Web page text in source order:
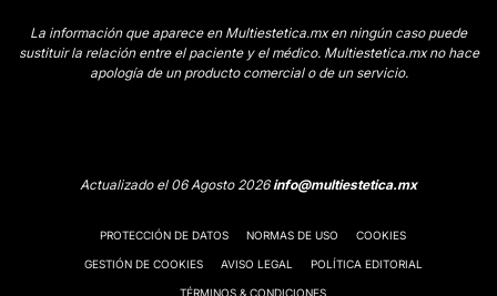
La información que aparece en Multiestetica.mx en ningún caso puede
sustituir la relación entre el paciente y el médico. Multiestetica.mx no hace
apología de un producto comercial o de un servicio.
Actualizado el 06 Agosto 2026info@multiestetica.mx
PROTECCIÓN DE DATOS NORMAS DE USO COOKIES
GESTIÓN DE COOKIES AVISO LEGAL POLÍTICA EDITORIAL
TÉRMINOS & CONDICIONES